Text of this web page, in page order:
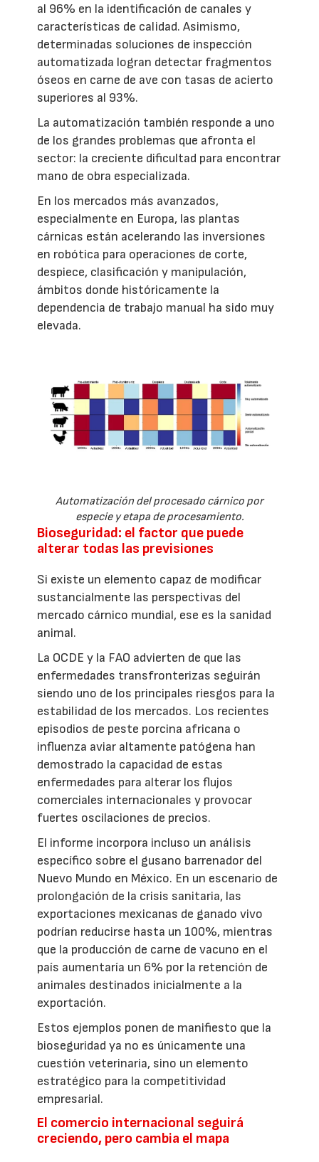
al 96% en la identificación de canales y
características de calidad. Asimismo,
determinadas soluciones de inspección
automatizada logran detectar fragmentos
óseos en carne de ave con tasas de acierto
superiores al 93%.
La automatización también responde a uno
de los grandes problemas que afronta el
sector: la creciente dificultad para encontrar
mano de obra especializada.
En los mercados más avanzados,
especialmente en Europa, las plantas
cárnicas están acelerando las inversiones
en robótica para operaciones de corte,
despiece, clasificación y manipulación,
ámbitos donde históricamente la
dependencia de trabajo manual ha sido muy
elevada.
Automatización del procesado cárnico por
especie y etapa de procesamiento.
Bioseguridad: el factor que puede
alterar todas las previsiones
Si existe un elemento capaz de modificar
sustancialmente las perspectivas del
mercado cárnico mundial, ese es la sanidad
animal.
La OCDE y la FAO advierten de que las
enfermedades transfronterizas seguirán
siendo uno de los principales riesgos para la
estabilidad de los mercados. Los recientes
episodios de peste porcina africana o
influenza aviar altamente patógena han
demostrado la capacidad de estas
enfermedades para alterar los flujos
comerciales internacionales y provocar
fuertes oscilaciones de precios.
El informe incorpora incluso un análisis
específico sobre el gusano barrenador del
Nuevo Mundo en México. En un escenario de
prolongación de la crisis sanitaria, las
exportaciones mexicanas de ganado vivo
podrían reducirse hasta un 100%, mientras
que la producción de carne de vacuno en el
país aumentaría un 6% por la retención de
animales destinados inicialmente a la
exportación.
Estos ejemplos ponen de manifiesto que la
bioseguridad ya no es únicamente una
cuestión veterinaria, sino un elemento
estratégico para la competitividad
empresarial.
El comercio internacional seguirá
creciendo, pero cambia el mapa